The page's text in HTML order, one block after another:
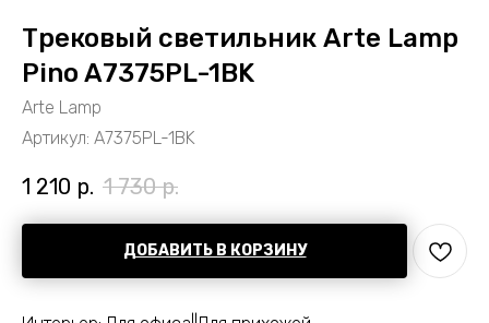
Трековый светильник Arte Lamp
Pino A7375PL-1BK
Arte Lamp
Артикул: A7375PL-1BK
1 210 р. 1 730 р.
ДОБАВИТЬ В КОРЗИНУ